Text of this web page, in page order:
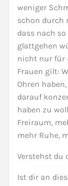
weniger
schon durch
dass nach
glattgehen
nicht nur für
Frauen gilt:
Ohren
darauf
haben zu
Freiraum,
mehr Ruhe,
Verstehst du
Ist dir an